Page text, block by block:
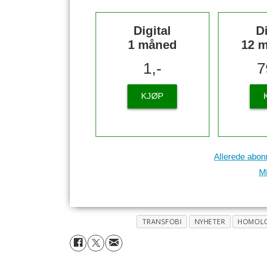
Digital
1 måned
1,-
KJØP
12
Allerede
TRANSFOBI NYHETER